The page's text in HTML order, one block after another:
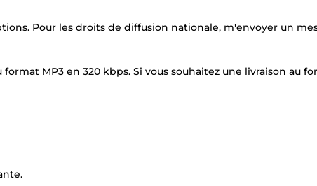
Pour les droits de diffusion nationale, m'envoyer un
MP3 en 320 kbps. Si vous souhaitez une livraison au